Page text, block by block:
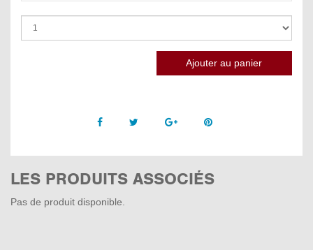
Facebook Twitter Google +Pinterest
LES PRODUITS ASSOCIÉS
Pas de produit disponible.